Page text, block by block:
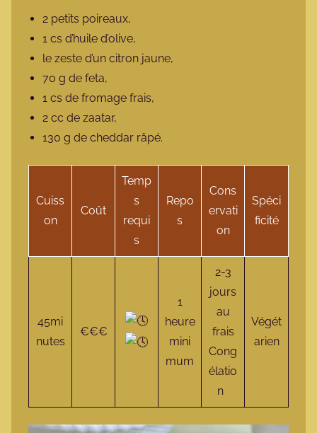
2 petits poireaux,
1 cs d’huile d’olive,
le zeste d’un citron jaune,
70 g de feta,
1 cs de fromage frais,
2 cc de zaatar,
130 g de cheddar râpé.
Cuiss
on
Coût
Temp
s
requi
s
Repo
s
Cons
ervati
on
Spéci
ficité
45mi
nutes
€€€
1
heure
mini
mum
2-3
jours
au
frais
Cong
élatio
n
Végét
arien